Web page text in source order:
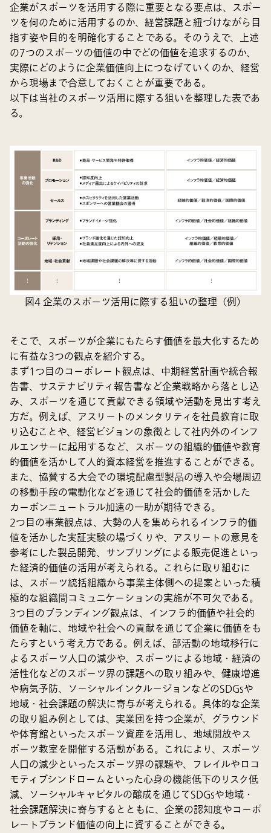
企業がスポーツを活用する際に重要となる要点は、スポー
ツを何のために活用するのか、経営課題と紐づけながら目
指す姿や目的を明確化することである。そのうえで、上述
の7つのスポーツの価値の中でどの価値を追求するのか、
実際にどのように企業価値向上につなげていくのか、経営
から現場まで合意しておくことが重要である。
以下は当社のスポーツ活用に際する狙いを整理した表であ
る。
図4 企業のスポーツ活用に際する狙いの整理（例）
そこで、スポーツが企業にもたらす価値を最大化するため
に有益な3つの観点を紹介する。
まず1つ目のコーポレート観点は、中期経営計画や統合報
告書、サステナビリティ報告書など企業戦略から落とし込
み、スポーツを通じて貢献できる領域や活動を見出す考え
方だ。例えば、アスリートのメンタリティを社員教育に取
り込むことや、経営ビジョンの象徴として社内外のインフ
ルエンサーに起用するなど、スポーツの組織的価値や教育
的価値を活かして人的資本経営を推進することができる。
また、協賛する大会での環境配慮型製品の導入や会場周辺
の移動手段の電動化などを通じて社会的価値を活かした
カーボンニュートラル加速の一助が期待できる。
2つ目の事業観点は、大勢の人を集められるインフラ的価
値を活かした実証実験の場づくりや、アスリートの意見を
参考にした製品開発、サンプリングによる販売促進といっ
た経済的価値の活用が考えられる。これらに取り組むに
は、スポーツ統括組織から事業主体側への提案といった積
極的な組織間コミュニケーションの実施が不可欠である。
3つ目のブランディング観点は、インフラ的価値や社会的
価値を軸に、地域や社会への貢献を通じて企業に価値をも
たらすという考え方である。例えば、部活動の地域移行に
よるスポーツ人口の減少や、スポーツによる地域・経済の
活性化などのスポーツ界の課題への取り組みや、健康増進
や病気予防、ソーシャルインクルージョンなどのSDGsや
地域・社会課題の解決に寄与が考えられる。具体的な企業
の取り組み例としては、実業団を持つ企業が、グラウンド
や体育館といったスポーツ資産を活用し、地域開放やス
ポーツ教室を開催する活動がある。これにより、スポーツ
人口の減少といったスポーツ界の課題や、フレイルやロコ
モティブシンドロームといった心身の機能低下のリスク低
減、ソーシャルキャピタルの醸成を通じてSDGsや地域・
社会課題解決に寄与するとともに、企業の認知度やコーポ
レートブランド価値の向上に資することができる。